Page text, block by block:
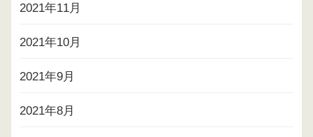
2021年11月
2021年10月
2021年9月
2021年8月